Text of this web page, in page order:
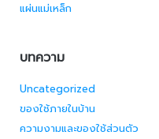
แผ่นแม่เหล็ก
บทความ
Uncategorized
ของใช้ภายในบ้าน
ความงามและของใช้ส่วนตัว